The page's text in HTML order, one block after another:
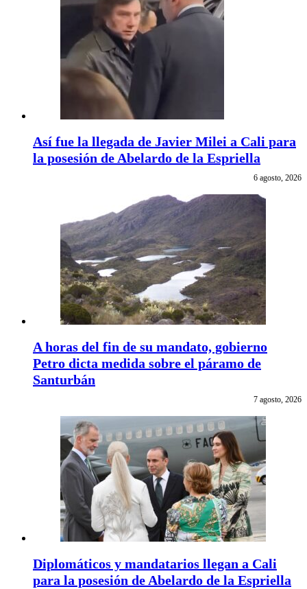
Así fue la llegada de Javier Milei a Cali para
la posesión de Abelardo de la Espriella
6 agosto, 2026
A horas del fin de su mandato, gobierno
Petro dicta medida sobre el páramo de
Santurbán
7 agosto, 2026
Diplomáticos y mandatarios llegan a Cali
para la posesión de Abelardo de la Espriella